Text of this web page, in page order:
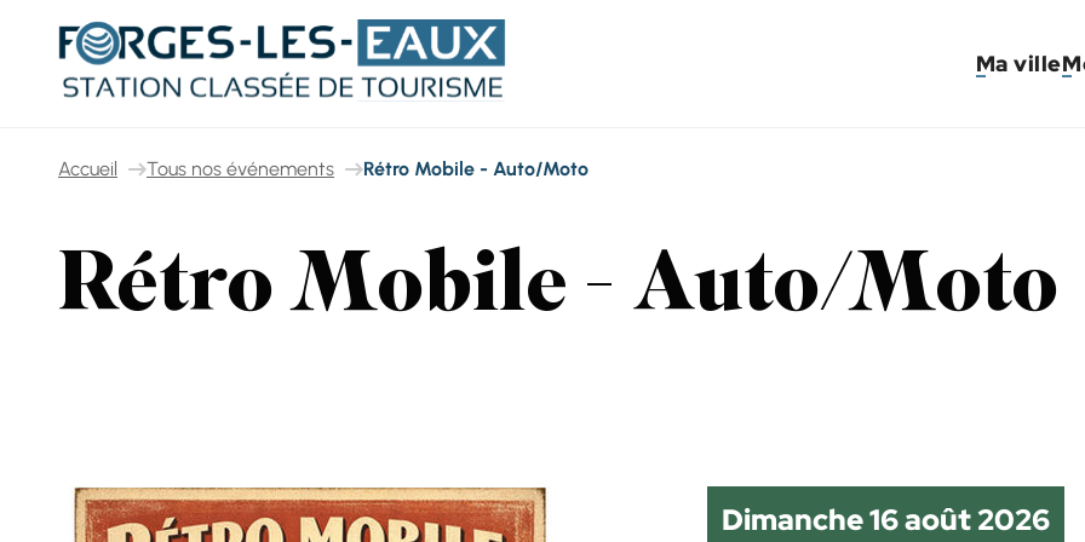
Ma ville
Accueil Tous nos événements Rétro Mobile - Auto/Moto
Rétro Mobile - Auto/Moto
Dimanche 16 août 2026